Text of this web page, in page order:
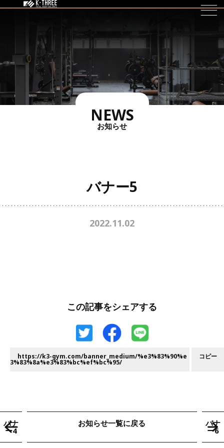
NEWS
お知らせ
バナー5
2022.11.02
この記事をシェアする
https://k3-gym.com/banner_medium/%e3%83%90%e
3%83%8a%e3%83%bc%ef%bc%95/
コピー
バナ
ー4
お知らせ一覧に戻る バナ
ー6